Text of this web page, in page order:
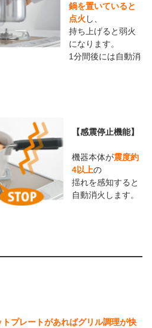
鍋を置いていると
点火 し、
持ち上げると弱火
になります。
1分間後には自動消
【感震停止機能】
機器本体が震度約
4以上の
揺れを感知すると
自動消火します。
トプレートがあればグリル調理が快